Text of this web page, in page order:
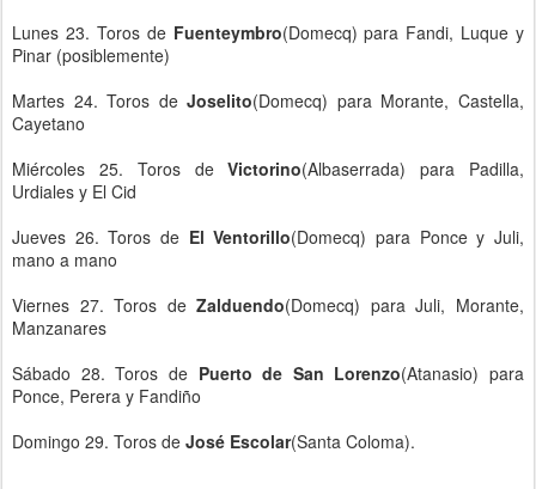
Lunes 23. Toros de Fuenteymbro(Domecq) para Fandi, Luque y
Pinar (posiblemente)
Martes 24. Toros deJoselito(Domecq) para Morante, Castella,
Cayetano
Miércoles 25. Toros deVictorino(Albaserrada) para Padilla,
Urdiales y El Cid
Jueves 26. Toros de El Ventorillo(Domecq) para Ponce y Juli,
mano a mano
Viernes 27. Toros deZalduendo(Domecq) para Juli, Morante,
Manzanares
Sábado 28. Toros de Puerto de San Lorenzo(Atanasio) para
Ponce, Perera y Fandiño
Domingo 29. Toros de José Escolar(Santa Coloma).